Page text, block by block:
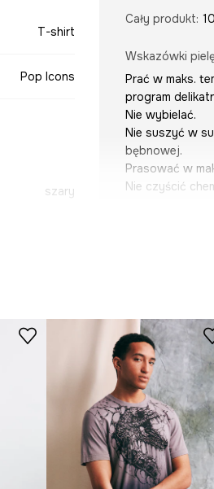
T-shirt
Pop Icons
szary
Cały produkt:
Wskazówki
Prać w maks.
program
Nie wybielać.
Nie suszyć w
bębnowej.
Prasować w
Nie czyścić
WYMIARY
Szerokość pod
Wymiary
M.
Model na
wzrostu i ma